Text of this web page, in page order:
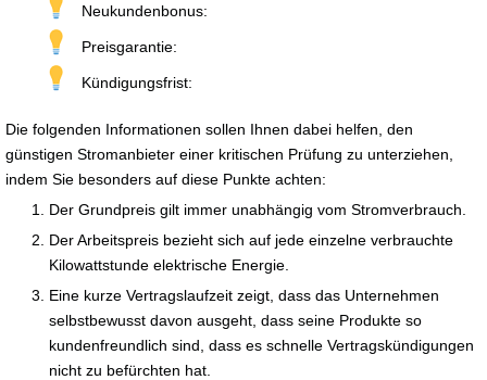
Neukundenbonus:
Preisgarantie:
Kündigungsfrist:
Die folgenden Informationen sollen Ihnen dabei helfen, den
günstigen Stromanbieter einer kritischen Prüfung zu unterziehen,
indem Sie besonders auf diese Punkte achten:
Der Grundpreis gilt immer unabhängig vom Stromverbrauch.
Der Arbeitspreis bezieht sich auf jede einzelne verbrauchte
Kilowattstunde elektrische Energie.
Eine kurze Vertragslaufzeit zeigt, dass das Unternehmen
selbstbewusst davon ausgeht, dass seine Produkte so
kundenfreundlich sind, dass es schnelle Vertragskündigungen
nicht zu befürchten hat.